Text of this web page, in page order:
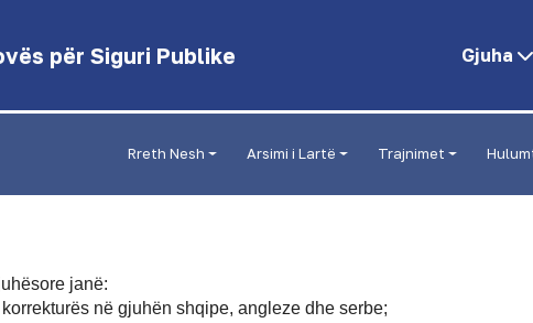
për Siguri Publike Gjuha
Rreth Nesh Arsimi i Lartë Trajnimet
janë:
në gjuhën shqipe, angleze dhe serbe;